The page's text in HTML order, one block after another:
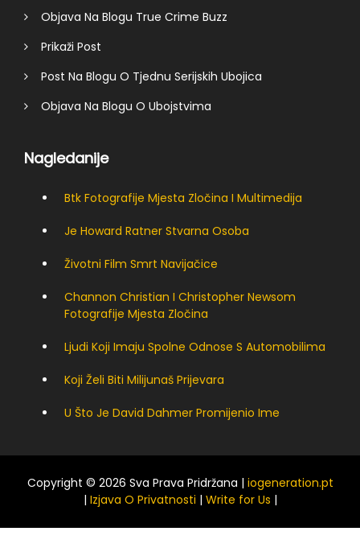
Objava Na Blogu True Crime Buzz
Prikaži Post
Post Na Blogu O Tjednu Serijskih Ubojica
Objava Na Blogu O Ubojstvima
Nagledanije
Btk Fotografije Mjesta Zločina I Multimedija
Je Howard Ratner Stvarna Osoba
Životni Film Smrt Navijačice
Channon Christian I Christopher Newsom
Fotografije Mjesta Zločina
Ljudi Koji Imaju Spolne Odnose S Automobilima
Koji Želi Biti Milijunaš Prijevara
U Što Je David Dahmer Promijenio Ime
Copyright © 2026 Sva Prava Pridržana | iogeneration.pt
| Izjava O Privatnosti | Write for Us |